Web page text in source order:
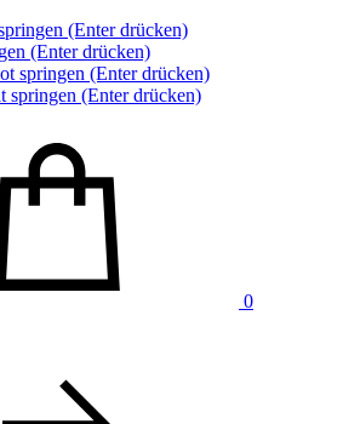
(Enter drücken)
(Enter drücken)
springen (Enter drücken)
springen (Enter drücken)
0